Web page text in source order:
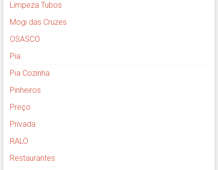
Limpeza Tubos
Mogi das Cruzes
OSASCO
Pia
Pia Cozinha
Pinheiros
Preço
Privada
RALO
Restaurantes